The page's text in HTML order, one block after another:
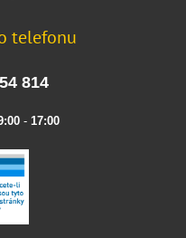
telefonu
814
- 17:00